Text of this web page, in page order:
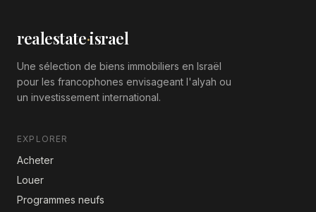
realestate·israel
Une sélection de biens immobiliers en Israël
pour les francophones envisageant l'alyah ou
un investissement international.
EXPLORER
Acheter
Louer
Programmes neufs